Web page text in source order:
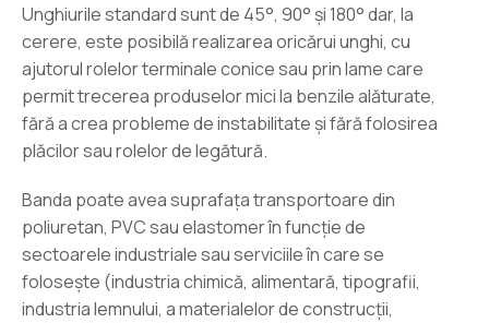
Unghiurile standard sunt de 45°, 90° şi 180° dar, la
cerere, este posibilă realizarea oricărui unghi, cu
ajutorul rolelor terminale conice sau prin lame care
permit trecerea produselor mici la benzile alăturate,
fără a crea probleme de instabilitate şi fără folosirea
plăcilor sau rolelor de legătură.
Banda poate avea suprafaţa transportoare din
poliuretan, PVC sau elastomer în funcţie de
sectoarele industriale sau serviciile în care se
foloseşte (industria chimică, alimentară, tipografii,
industria lemnului, a materialelor de construcţii,